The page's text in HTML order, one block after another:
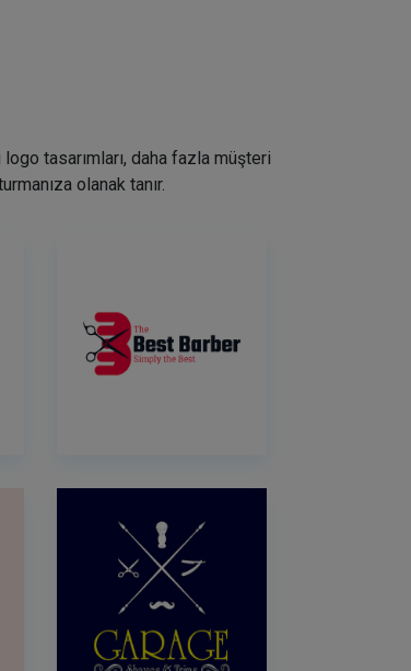
tasarımları, daha fazla müşteri
olanak tanır.